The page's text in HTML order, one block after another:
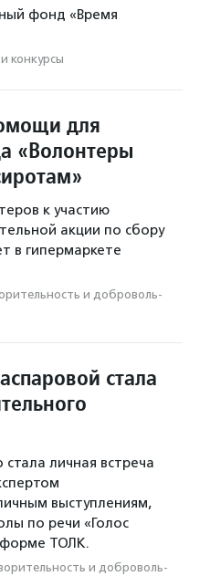
фонд «Время
конкурсы
для
«Волонтеры
к участию
акции по сбору
в гипермаркете
и доброволь­
стала
личная встреча
выступлениям,
по речи «Голос
ТОЛК.
и доброволь­